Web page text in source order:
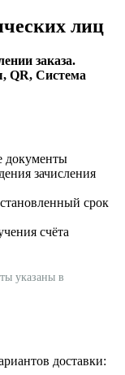
лиц
заказа.
QR, Система
документы
зачисления
срок
счёта
указаны в
доставки: